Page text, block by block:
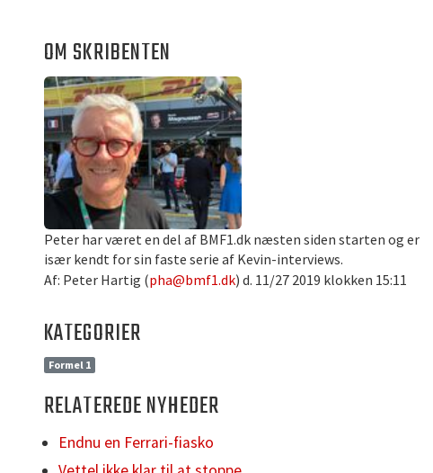
OM SKRIBENTEN
Peter har været en del af BMF1.dk næsten siden starten og er
især kendt for sin faste serie af Kevin-interviews.
Af: Peter Hartig (pha@bmf1.dk) d. 11/27 2019 klokken 15:11
KATEGORIER
Formel 1
RELATEREDE NYHEDER
Endnu en Ferrari-fiasko